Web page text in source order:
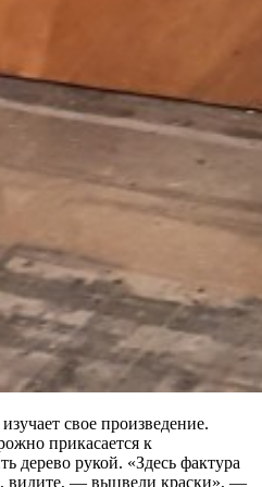
свое произведение.
прикасается к
дерево рукой. «Здесь фактура
видите, — выцвели краски», —